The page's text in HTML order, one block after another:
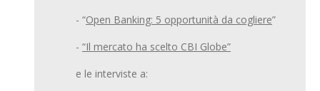
- “Open Banking: 5 opportunità da cogliere”
- “Il mercato ha scelto CBI Globe”
e le interviste a: